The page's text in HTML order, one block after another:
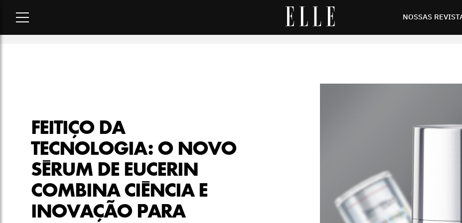
NOSSAS
Feitiço da tecnologia: o novo sérum de Eucerin combina ciência e inovação para transformar a pele
FEITIÇO DA
TECNOLOGIA: O NOVO
SÉRUM DE EUCERIN
COMBINA CIÊNCIA E
INOVAÇÃO PARA